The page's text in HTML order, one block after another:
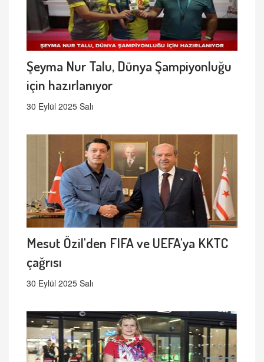
Şeyma Nur Talu, Dünya Şampiyonluğu
için hazırlanıyor
30 Eylül 2025 Salı
Mesut Özil'den FIFA ve UEFA'ya KKTC
çağrısı
30 Eylül 2025 Salı